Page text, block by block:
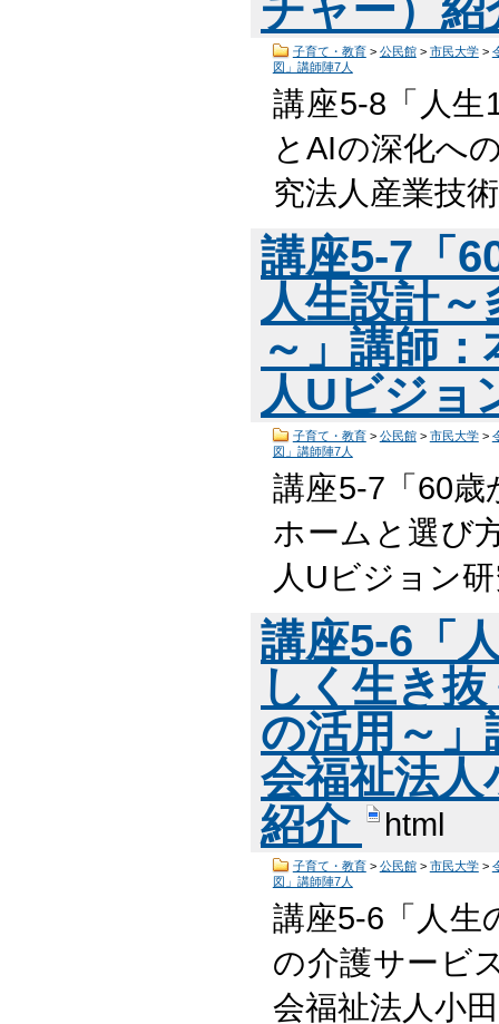
チャー）
子育て・教育> 公民館> 市民大学>
図」講師陣7人
講座5-8「人
とAIの深化へ
究法人産業技
講座5-7「
人生設計
～」講師
人Uビジョ
子育て・教育> 公民館> 市民大学>
図」講師陣7人
講座5-7「60歳
ホームと選び
人Uビジョン
講座5-6「
しく生き
の活用～
会福祉法人
紹介
html
子育て・教育> 公民館> 市民大学>
図」講師陣7人
講座5-6「人生
の介護サービ
会福祉法人小